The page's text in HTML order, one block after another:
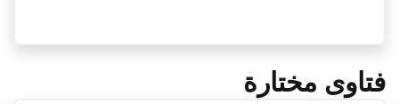
فتاوى مختارة